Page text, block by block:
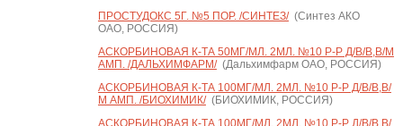
ПРОСТУДОКС 5Г. №5 ПОР. /СИНТЕЗ/(Синтез АКО
ОАО, РОССИЯ)
АСКОРБИНОВАЯ К-ТА 50МГ/МЛ. 2МЛ. №10 Р-Р Д/В/В,В/М
АМП. /ДАЛЬХИМФАРМ/(Дальхимфарм ОАО, РОССИЯ)
АСКОРБИНОВАЯ К-ТА 100МГ/МЛ. 2МЛ. №10 Р-Р Д/В/В,В/
М АМП. /БИОХИМИК/(БИОХИМИК, РОССИЯ)
АСКОРБИНОВАЯ К-ТА 100МГ/МЛ. 2МЛ. №10 Р-Р Д/В/В,В/